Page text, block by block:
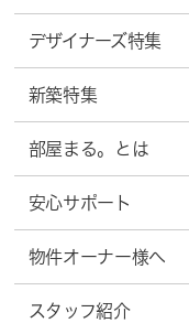
デザイナーズ特集
新築特集
部屋まる。とは
安心サポート
物件オーナー様へ
スタッフ紹介